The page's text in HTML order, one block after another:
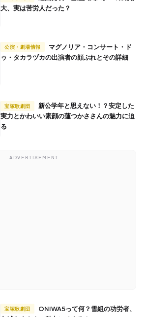
大、実は苦労人だった？
公演・劇場情報
ゥ・タカラヅカの出演者の顔ぶれとその詳細
宝塚歌劇団
実力とかわいい素顔の蓮つかささんの魅力に迫
る
ADVERTISEMENT
宝塚歌劇団